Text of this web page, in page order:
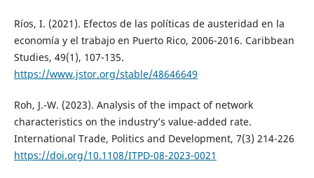
Ríos, I. (2021). Efectos de las políticas de austeridad en la
economía y el trabajo en Puerto Rico, 2006-2016. Caribbean
Studies, 49(1), 107-135.
https://www.jstor.org/stable/48646649
Roh, J.-W. (2023). Analysis of the impact of network
characteristics on the industry’s value-added rate.
International Trade, Politics and Development, 7(3) 214-226
https://doi.org/10.1108/ITPD-08-2023-0021